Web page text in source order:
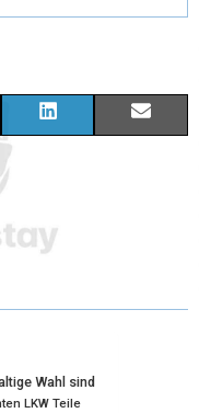
D
N
Wahl sind
LKW Teile